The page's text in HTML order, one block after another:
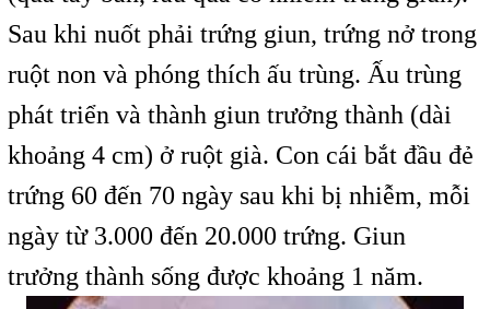
Sau khi nuốt phải trứng giun, trứng nở trong
ruột non và phóng thích ấu trùng. Ấu trùng
phát triển và thành giun trưởng thành (dài
khoảng 4 cm) ở ruột già. Con cái bắt đầu đẻ
trứng 60 đến 70 ngày sau khi bị nhiễm, mỗi
ngày từ 3.000 đến 20.000 trứng. Giun
trưởng thành sống được khoảng 1 năm.